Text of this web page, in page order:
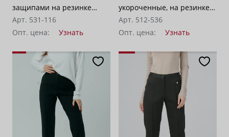
защипами на резинке
«Ривьера» коричневые
Арт. 531-116
Опт. цена:
Узнать
укороченные, на резинке
«Торонто» клетка
коричневая с черным
Арт. 512-536
Опт. цена:
Узнать